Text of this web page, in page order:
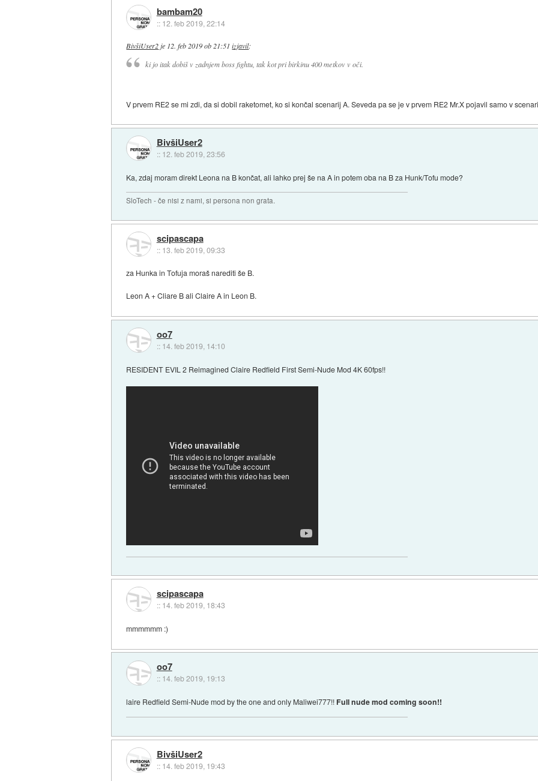
bambam20
:: 12. feb 2019, 22:14
BivšiUser2je 12. feb 2019 ob 21:51 izjavil:
ki jo itak dobiš v zadnjem boss fightu, tak kot pri birkinu 400 metkov v oči.
V prvem RE2 se mi zdi, da si dobil raketomet, ko si končal scenarij A. Seveda pa se je v prvem RE2 Mr.X pojavil samo v
BivšiUser2
:: 12. feb 2019, 23:56
Ka, zdaj moram direkt Leona na B končat, ali lahko prej še na A in potem oba na B za Hunk/Tofu mode?
SloTech - če nisi z nami, si persona non grata.
scipascapa
:: 13. feb 2019, 09:33
za Hunka in Tofuja moraš narediti še B.
Leon A + Cliare B ali Claire A in Leon B.
oo7
:: 14. feb 2019, 14:10
RESIDENT EVIL 2 Reimagined Claire Redfield First Semi-Nude Mod 4K 60fps!!
scipascapa
:: 14. feb 2019, 18:43
mmmmmm :)
oo7
:: 14. feb 2019, 19:13
laire Redfield Semi-Nude mod by the one and only Maliwei777!! Full nude mod coming soon!!
BivšiUser2
:: 14. feb 2019, 19:43